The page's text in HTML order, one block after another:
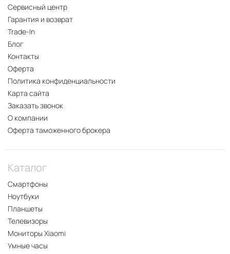
Сервисный центр
Гарантия и возврат
Trade-In
Блог
Контакты
Оферта
Политика конфиденциальности
Карта сайта
Заказать звонок
О компании
Оферта таможенного брокера
Каталог
Смартфоны
Ноутбуки
Планшеты
Телевизоры
Мониторы Xiaomi
Умные часы